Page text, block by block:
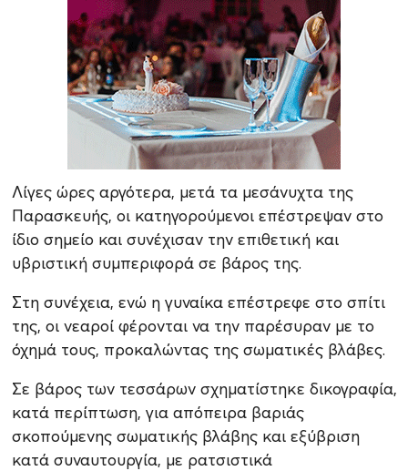
Λίγες ώρες αργότερα, μετά τα μεσάνυχτα της
Παρασκευής, οι κατηγορούμενοι επέστρεψαν στο
ίδιο σημείο και συνέχισαν την επιθετική και
υβριστική συμπεριφορά σε βάρος της.
Στη συνέχεια, ενώ η γυναίκα επέστρεφε στο σπίτι
της, οι νεαροί φέρονται να την παρέσυραν με το
όχημά τους, προκαλώντας της σωματικές βλάβες.
Σε βάρος των τεσσάρων σχηματίστηκε δικογραφία,
κατά περίπτωση, για απόπειρα βαριάς
σκοπούμενης σωματικής βλάβης και εξύβριση
κατά συναυτουργία, με ρατσιστικά